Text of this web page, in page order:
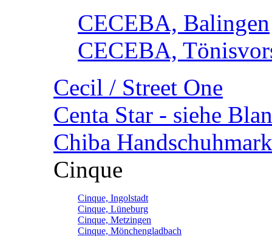
CECEBA, Balingen
CECEBA,
Cecil / Street One
Centa Star - siehe
Chiba
Cinque
Cinque, Ingolstadt
Cinque, Lüneburg
Cinque, Metzingen
Cinque, Mönchengladbach